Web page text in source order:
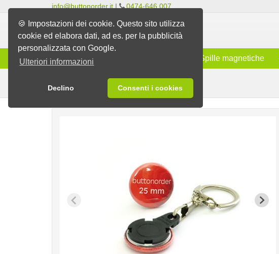
🍪 Impostazioni dei cookie. Questo sito utilizza
cookie ed elabora dati, ad es. per la pubblicità
personalizzata con Google.
Ulteriori informazioni
Declino Consenti i cookies
info@buttonorder.it | 0474-646 007
Gamma Spille magnetiche
Spille Pendagli